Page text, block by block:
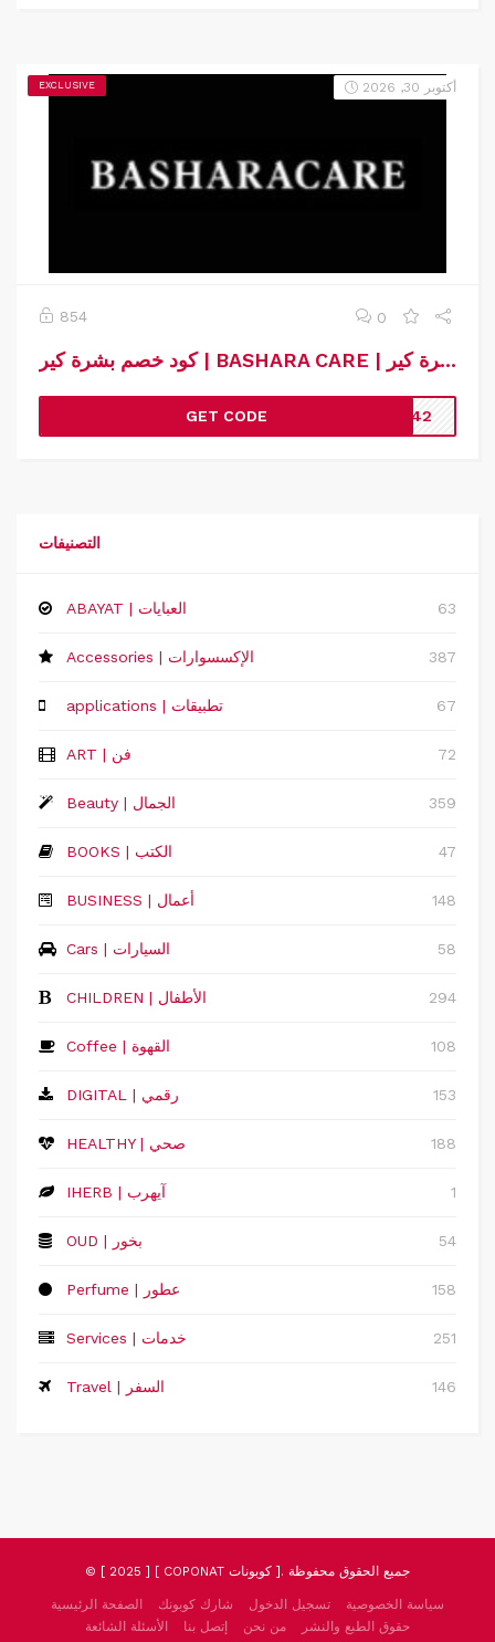
EXCLUSIVE أكتوبر 30, 2026
854 0
كود خصم بشرة كير | BASHARA CARE | كوبون خصم بشرة كير
GET CODE PF42
التصنيفات
ABAYAT | العبايات 63
Accessories | الإكسسوارات 387
applications | تطبيقات 67
ART | فن 72
Beauty | الجمال 359
BOOKS | الكتب 47
‏BUSINESS | أعمال 148
Cars | السيارات 58
CHILDREN | الأطفال 294
Coffee | القهوة 108
DIGITAL | رقمي 153
HEALTHY | صحي 188
IHERB | آيهرب 1
OUD | بخور 54
Perfume | عطور 158
Services | خدمات 251
Travel | السفر 146
© [ 2025 ] [ COPONAT كوبونات ]. جميع الحقوق محفوظة
الصفحة الرئيسية شارك كوبونك تسجيل الدخول
سياسة الخصوصية
الأسئلة الشائعة
إتصل بنا من نحن حقوق الطبع والنشر